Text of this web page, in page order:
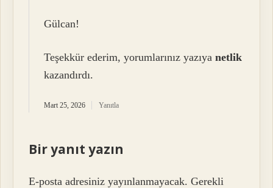
Gülcan!
Teşekkür ederim, yorumlarınız yazıyanetlik
kazandırdı.
Mart 25, 2026 Yanıtla
Bir yanıt yazın
E-posta adresiniz yayınlanmayacak. Gerekli